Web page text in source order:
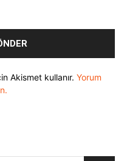
Akismet kullanır. Yorum